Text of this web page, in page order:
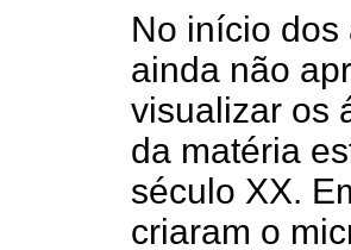
No início
ainda não
visualizar os
da matéria
século XX.
criaram o